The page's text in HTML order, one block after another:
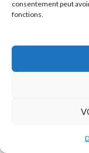
consentement peut
fonctions.
Les synthés de
Roland D-50
Elka Synthex